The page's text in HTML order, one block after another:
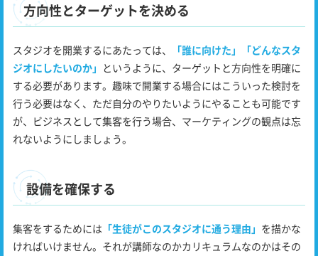
方向性とターゲットを決める
スタジオを開業するにあたっては、
「誰に向けた」「どんなスタ
ジオにしたいのか」 というように、ターゲットと方向性を明確に
する必要があります。趣味で開業する場合にはこういった検討を
行う必要はなく、ただ自分のやりたいようにやることも可能です
が、ビジネスとして集客を行う場合、マーケティングの観点は忘
れないようにしましょう。
設備を確保する
集客をするためには 「生徒がこのスタジオに通う理由」 を描かな
ければいけません。それが講師なのかカリキュラムなのかはその